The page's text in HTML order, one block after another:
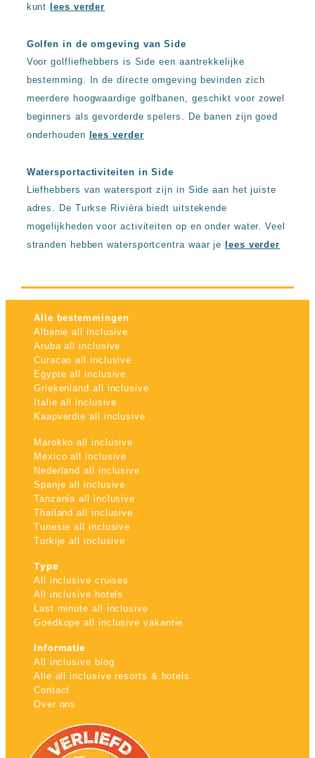
kunt
lees verder
Golfen in de omgeving van Side
Voor golfliefhebbers is Side een aantrekkelijke
bestemming. In de directe omgeving bevinden zich
meerdere hoogwaardige golfbanen, geschikt voor zowel
beginners als gevorderde spelers. De banen zijn goed
onderhouden
lees verder
Watersportactiviteiten in Side
Liefhebbers van watersport zijn in Side aan het juiste
adres. De Turkse Rivièra biedt uitstekende
mogelijkheden voor activiteiten op en onder water. Veel
stranden hebben watersportcentra waar je
lees verder
Alle bestemmingen
Albanie all inclusive
Aruba all inclusive
Curacao all inclusive
Egypte all inclusive
Griekenland all inclusive
Italie all inclusive
Kaapverdie all inclusive
Marokko all inclusive
Mexico all inclusive
Nederland all inclusive
Spanje all inclusive
Tanzania all inclusive
Thailand all inclusive
Tunesie all inclusive
Turkije all inclusive
Type
All inclusive cruises
All inclusive hotels
Last minute all inclusive
Goedkope all inclusive vakantie
Informatie
All inclusive blog
Alle all inclusive resorts & hotels
Contact
Over ons